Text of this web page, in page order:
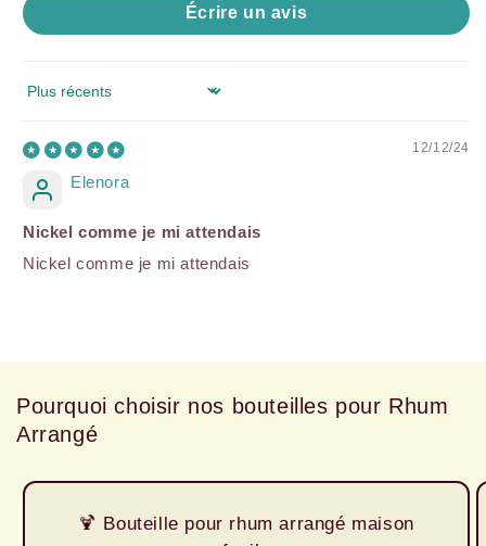
Écrire un avis
Sort by
12/12/24
Elenora
Nickel comme je mi attendais
Nickel comme je mi attendais
Pourquoi choisir nos bouteilles pour Rhum
Arrangé
🍹 Bouteille pour rhum arrangé maison